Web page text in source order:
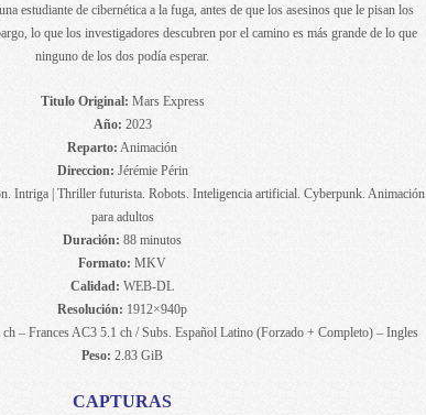
estudiante de cibernética a la fuga, antes de que los asesinos que le pisan los
lo que los investigadores descubren por el camino es más grande de lo que
ninguno de los dos podía esperar.
Titulo Original: Mars Express
Año: 2023
Reparto: Animación
Direccion: Jérémie Périn
Intriga | Thriller futurista. Robots. Inteligencia artificial. Cyberpunk. Animación
para adultos
Duración: 88 minutos
Formato: MKV
Calidad: WEB-DL
Resolución: 1912×940p
– Frances AC3 5.1 ch / Subs. Español Latino (Forzado + Completo) – Ingles
Peso: 2.83 GiB
CAPTURAS